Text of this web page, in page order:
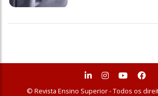
© Revista Ensino Superior - Todos os